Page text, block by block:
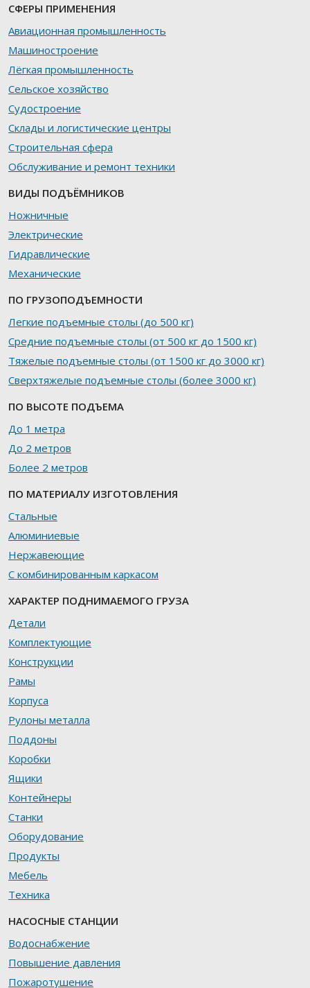
СФЕРЫ ПРИМЕНЕНИЯ
Авиационная промышленность
Машиностроение
Лёгкая промышленность
Сельское хозяйство
Судостроение
Склады и логистические центры
Строительная сфера
Обслуживание и ремонт техники
ВИДЫ ПОДЪЁМНИКОВ
Ножничные
Электрические
Гидравлические
Механические
ПО ГРУЗОПОДЪЕМНОСТИ
Легкие подъемные столы (до 500 кг)
Средние подъемные столы (от 500 кг до 1500 кг)
Тяжелые подъемные столы (от 1500 кг до 3000 кг)
Сверхтяжелые подъемные столы (более 3000 кг)
ПО ВЫСОТЕ ПОДЪЕМА
До 1 метра
До 2 метров
Более 2 метров
ПО МАТЕРИАЛУ ИЗГОТОВЛЕНИЯ
Стальные
Алюминиевые
Нержавеющие
С комбинированным каркасом
ХАРАКТЕР ПОДНИМАЕМОГО ГРУЗА
Детали
Комплектующие
Конструкции
Рамы
Корпуса
Рулоны металла
Поддоны
Коробки
Ящики
Контейнеры
Станки
Оборудование
Продукты
Мебель
Техника
НАСОСНЫЕ СТАНЦИИ
Водоснабжение
Повышение давления
Пожаротушение